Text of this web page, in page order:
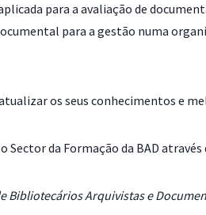
para a avaliação de
para a gestão numa
os seus conhecimentos e
da Formação da BAD
Bibliotecários Arquivistas e